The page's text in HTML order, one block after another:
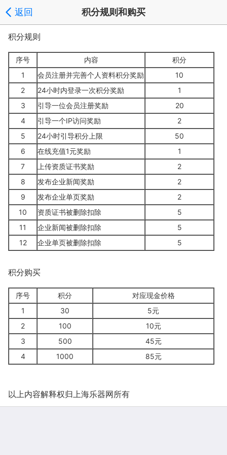
返回 积分规则和购买
积分规则
序号 内容
积分
1
会员注册并完善个人资料积分奖励
10
2
24小时内登录一次积分奖励
1
3
引导一位会员注册奖励
20
4
引导一个IP访问奖励
2
5
24小时引导积分上限
50
6
在线充值1元奖励
1
7
上传资质证书奖励
2
8
发布企业新闻奖励
2
9
发布企业单页奖励
2
10
资质证书被删除扣除
5
11
企业新闻被删除扣除
5
12
企业单页被删除扣除 5
积分购买
序号 积分
对应现金价格
1
30
5元
2
100
10元
3
500
45元
4
1000 85元
以上内容解释权归上海乐器网所有